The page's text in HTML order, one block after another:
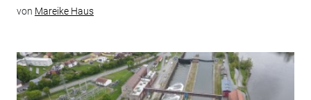
von Mareike Haus